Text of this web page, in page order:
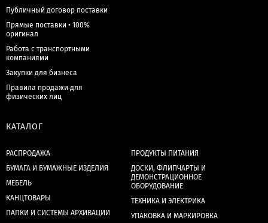
Публичный договор поставки
Прямые поставки • 100%
оригинал
Работа с транспортными
компаниями
Закупки для бизнеса
Правила продажи для
физических лиц
КАТАЛОГ
РАСПРОДАЖА
БУМАГА И БУМАЖНЫЕ ИЗДЕЛИЯ
МЕБЕЛЬ
КАНЦТОВАРЫ
ПАПКИ И СИСТЕМЫ АРХИВАЦИИ
ПРОДУКТЫ ПИТАНИЯ
ДОСКИ, ФЛИПЧАРТЫ И
ДЕМОНСТРАЦИОННОЕ
ОБОРУДОВАНИЕ
ТЕХНИКА И ЭЛЕКТРИКА
УПАКОВКА И МАРКИРОВКА